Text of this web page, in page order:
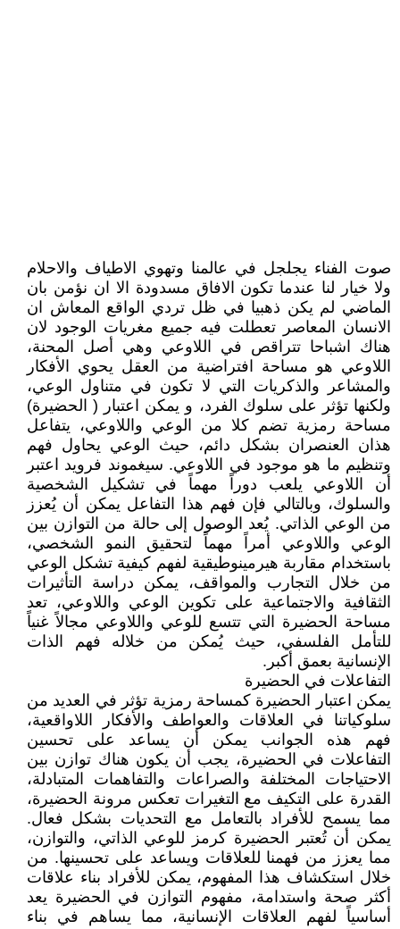
صوت الفناء يجلجل في عالمنا وتهوي الاطياف والاحلام
ولا خيار لنا عندما تكون الافاق مسدودة الا ان نؤمن بان
الماضي لم يكن ذهبيا في ظل تردي الواقع المعاش ان
الانسان المعاصر تعطلت فيه جميع مغريات الوجود لان
هناك اشباحا تتراقص في اللاوعي وهي أصل المحنة،
اللاوعي هو مساحة افتراضية من العقل يحوي الأفكار
والمشاعر والذكريات التي لا تكون في متناول الوعي،
ولكنها تؤثر على سلوك الفرد، و يمكن اعتبار ( الحضيرة)
مساحة رمزية تضم كلا من الوعي واللاوعي، يتفاعل
هذان العنصران بشكل دائم، حيث الوعي يحاول فهم
وتنظيم ما هو موجود في اللاوعي. سيغموند فرويد اعتبر
أن اللاوعي يلعب دوراً مهماً في تشكيل الشخصية
والسلوك، وبالتالي فإن فهم هذا التفاعل يمكن أن يُعزز
من الوعي الذاتي. يُعد الوصول إلى حالة من التوازن بين
الوعي واللاوعي أمراً مهماً لتحقيق النمو الشخصي،
باستخدام مقاربة هيرمينوطيقية لفهم كيفية تشكل الوعي
من خلال التجارب والمواقف، يمكن دراسة التأثيرات
الثقافية والاجتماعية على تكوين الوعي واللاوعي، تعد
مساحة الحضيرة التي تتسع للوعي واللاوعي مجالاً غنياً
للتأمل الفلسفي، حيث يُمكن من خلاله فهم الذات
الإنسانية بعمق أكبر.
التفاعلات في الحضيرة
يمكن اعتبار الحضيرة كمساحة رمزية تؤثر في العديد من
سلوكياتنا في العلاقات والعواطف والأفكار اللاواقعية،
فهم هذه الجوانب يمكن أن يساعد على تحسين
التفاعلات في الحضيرة، يجب أن يكون هناك توازن بين
الاحتياجات المختلفة والصراعات والتفاهمات المتبادلة،
القدرة على التكيف مع التغيرات تعكس مرونة الحضيرة،
مما يسمح للأفراد بالتعامل مع التحديات بشكل فعال.
يمكن أن تُعتبر الحضيرة كرمز للوعي الذاتي، والتوازن،
مما يعزز من فهمنا للعلاقات ويساعد على تحسينها. من
خلال استكشاف هذا المفهوم، يمكن للأفراد بناء علاقات
أكثر صحة واستدامة، مفهوم التوازن في الحضيرة يعد
أساسياً لفهم العلاقات الإنسانية، مما يساهم في بناء